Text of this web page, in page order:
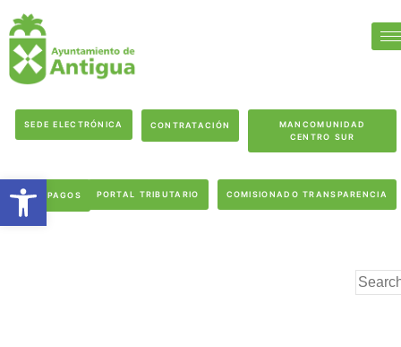
SEDE ELECTRÓNICA CONTRATACIÓN
MANCOMUNIDAD
CENTRO SUR
PAGOS PORTAL TRIBUTARIO COMISIONADO TRANSPARENCIA
Abrir barra de herramientas